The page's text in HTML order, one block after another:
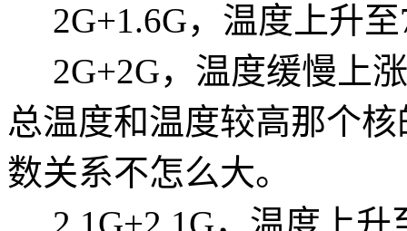
2G+1.6G，温度上升至
2G+2G，温度缓慢上
总温度和温度较高那个
数关系不怎么大。